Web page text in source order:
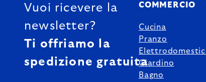
Vuoi ricevere la
newsletter?
Ti offriamo la
spedizione gratuita
COMMERCIO
Cucina
Pranzo
Giardino
Bagno